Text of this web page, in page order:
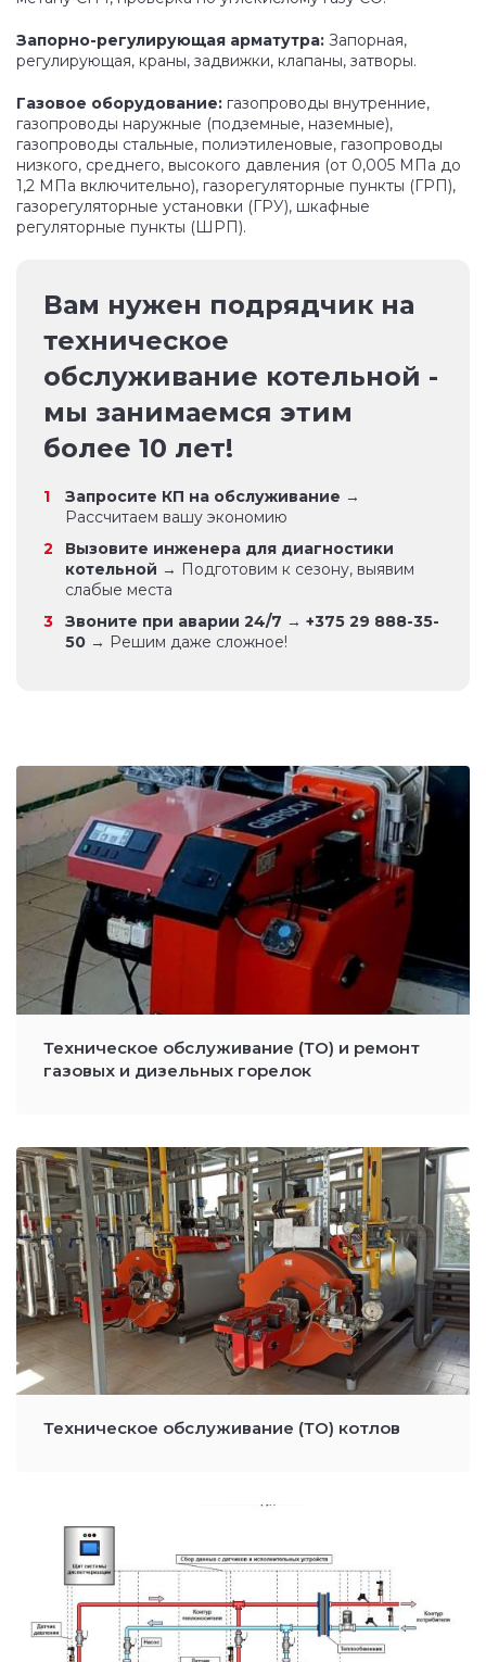
Запорно-регулирующая арматутра: Запорная,
регулирующая, краны, задвижки, клапаны, затворы.
Газовое оборудование: газопроводы внутренние,
газопроводы наружные (подземные, наземные),
газопроводы стальные, полиэтиленовые, газопроводы
низкого, среднего, высокого давления (от 0,005 МПа до
1,2 МПа включительно), газорегуляторные пункты (ГРП),
газорегуляторные установки (ГРУ), шкафные
регуляторные пункты (ШРП).
Вам нужен подрядчик на
техническое
обслуживание котельной -
мы занимаемся этим
более 10 лет!
Запросите КП на обслуживание →
Рассчитаем вашу экономию
Вызовите инженера для диагностики
котельной → Подготовим к сезону, выявим
слабые места
Звоните при аварии 24/7 → +375 29 888-35-
50 → Решим даже сложное!
Техническое обслуживание (ТО) и ремонт
газовых и дизельных горелок
Техническое обслуживание (ТО) котлов